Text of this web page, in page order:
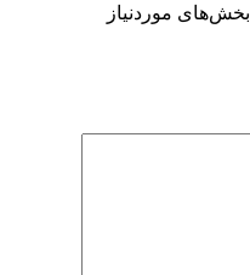
بخش‌های موردنیاز